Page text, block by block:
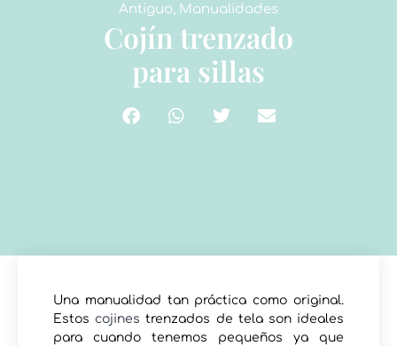
Antiguo, Manualidades
Cojín trenzado
para sillas
Una manualidad tan práctica como original.
Estos cojines trenzados de tela son ideales
para cuando tenemos pequeños ya que